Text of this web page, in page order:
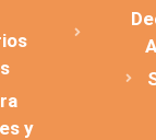
y